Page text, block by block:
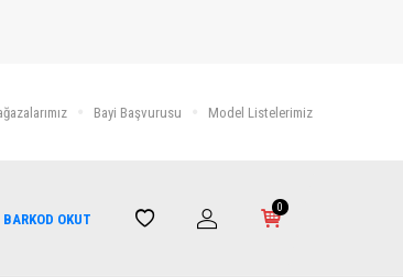
Bayi Başvurusu Model Listelerimiz
BARKOD OKUT
0